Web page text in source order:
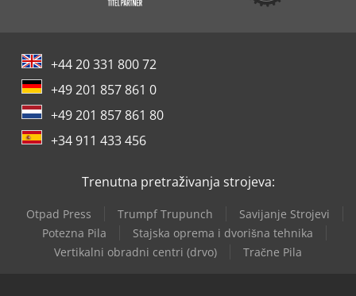
+44 20 331 800 72
+49 201 857 861 0
+49 201 857 861 80
+34 911 433 456
Trenutna pretraživanja strojeva:
Otpad Press Trumpf Trupunch
Savijanje Strojevi
Potezna Pila
Stajska oprema i dvorišna tehnika
Vertikalni obradni centri (drvo)
Tračne Pila